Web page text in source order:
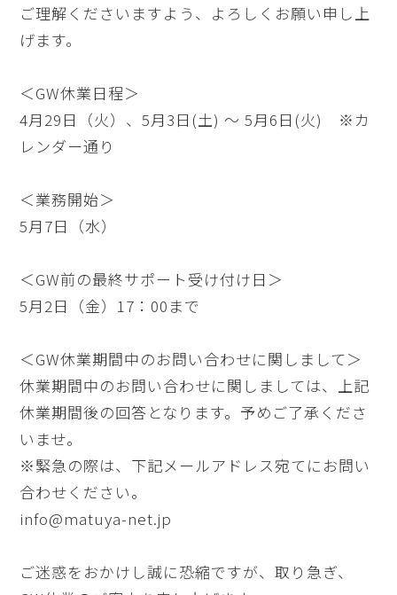
ご理解くださいますよう、よろしくお願い申し上
げます。
＜GW休業日程＞
4月29日（火）、5月3日(土) 〜 5月6日(火) ※カ
レンダー通り
＜業務開始＞
5月7日（水）
＜GW前の最終サポート受け付け日＞
5月2日（金）17：00まで
＜GW休業期間中のお問い合わせに関しまして＞
休業期間中のお問い合わせに関しましては、上記
休業期間後の回答となります。予めご了承くださ
いませ。
※緊急の際は、下記メールアドレス宛てにお問い
合わせください。
info@matuya-net.jp
ご迷惑をおかけし誠に恐縮ですが、取り急ぎ、